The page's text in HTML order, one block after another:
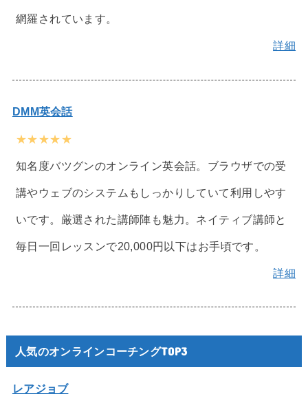
網羅されています。
詳細
DMM英会話
★★★★★
知名度バツグンのオンライン英会話。ブラウザでの受
講やウェブのシステムもしっかりしていて利用しやす
いです。厳選された講師陣も魅力。ネイティブ講師と
毎日一回レッスンで20,000円以下はお手頃です。
詳細
人気のオンラインコーチングTOP3
レアジョブ